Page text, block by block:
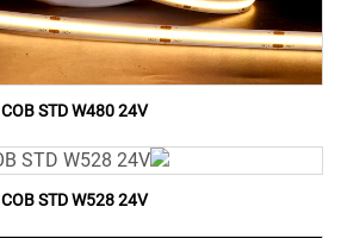
COB STD W480 24V
COB STD W528 24V